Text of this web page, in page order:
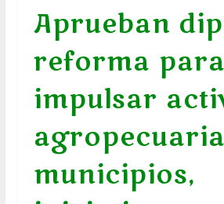
Aprueban
reforma para
impulsar
municipios,